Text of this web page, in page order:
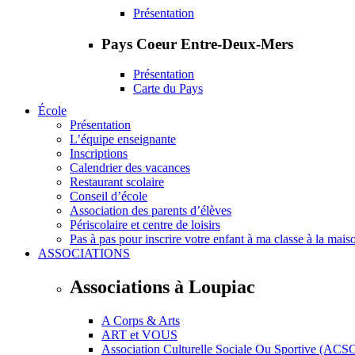
Présentation
Pays Coeur Entre-Deux-Mers
Présentation
Carte du Pays
École
Présentation
L’équipe enseignante
Inscriptions
Calendrier des vacances
Restaurant scolaire
Conseil d’école
Association des parents d’élèves
Périscolaire et centre de loisirs
Pas à pas pour inscrire votre enfant à ma classe à la
ASSOCIATIONS
Associations à Loupiac
A Corps & Arts
ART et VOUS
Association Culturelle Sociale Ou Sportive